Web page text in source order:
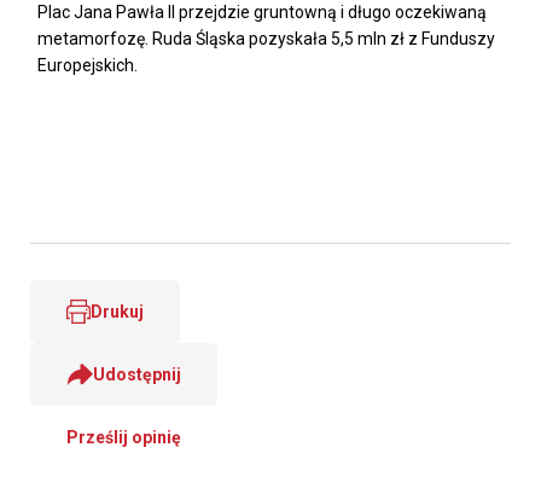
Plac Jana Pawła II przejdzie gruntowną i długo oczekiwaną
metamorfozę. Ruda Śląska pozyskała 5,5 mln zł z Funduszy
Europejskich.
Drukuj
Udostępnij
Prześlij opinię